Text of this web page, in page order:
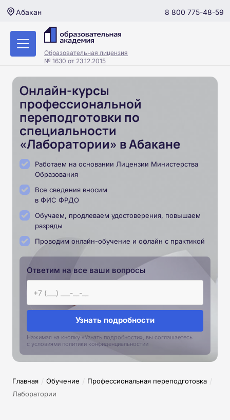
Абакан 8 800 775-48-59
Образовательная лицензия
№ 1630 от 23.12.2015
Онлайн-курсы
профессиональной
переподготовки по
специальности
«Лаборатории» в Абакане
Работаем на основании Лицензии Министерства
Образования
Все сведения вносим
в ФИС ФРДО
Обучаем, продлеваем удостоверения, повышаем
разряды
Проводим онлайн-обучение и офлайн с практикой
Ответим на все ваши вопросы
Узнать подробности
Нажимая на кнопку «Узнать подробности», вы соглашаетесь
с условиями политики конфиденциальностии
Главная / Обучение / Профессиональная переподготовка /
Лаборатории